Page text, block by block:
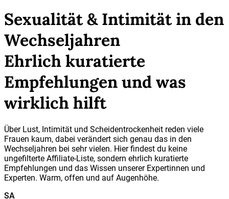
Sexualität & Intimität in den
Wechseljahren
Ehrlich kuratierte
Empfehlungen und was
wirklich hilft
Über Lust, Intimität und Scheidentrockenheit reden viele
Frauen kaum, dabei verändert sich genau das in den
Wechseljahren bei sehr vielen. Hier findest du keine
ungefilterte Affiliate-Liste, sondern ehrlich kuratierte
Empfehlungen und das Wissen unserer Expertinnen und
Experten. Warm, offen und auf Augenhöhe.
SA